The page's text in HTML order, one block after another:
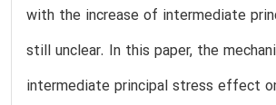
with the increase of intermediate
still unclear. In this paper, the
intermediate principal stress effect